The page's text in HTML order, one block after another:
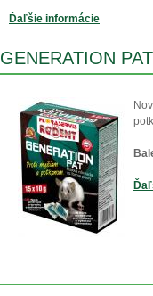
Ďaľšie informácie
GENERATION